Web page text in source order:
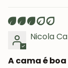
Nicola
A cama é